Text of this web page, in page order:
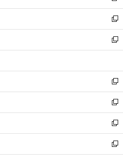
開
く
ウ
で
開
く
ン
ド
ウ
で
開
ウ
ィ
ン
ド
ウ
開
く
し
い
ウ
ィ
ン
ウ
で
開
く
新
し
い
ウ
ン
ド
ウ
で
開
く
新
し
ウ
ィ
ン
ド
ウ
で
開
く
新
し
い
ウ
ィ
ン
ド
ウ
新
し
い
ウ
ィ
ン
新
し
い
ウ
新
し